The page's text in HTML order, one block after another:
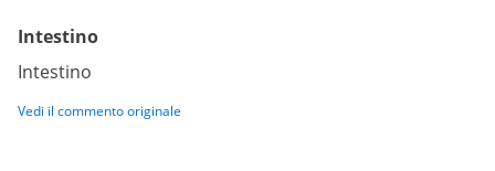
Intestino
Intestino
Vedi il commento originale